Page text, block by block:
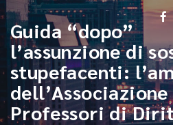
Guida “dopo”
l’assunzione di
stupefacenti:
Professori di